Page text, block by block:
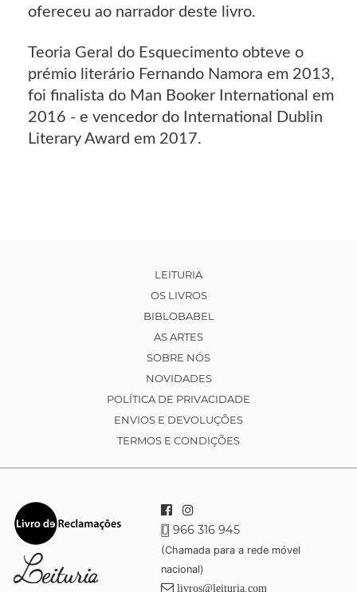
ofereceu ao narrador deste livro.
Teoria Geral do Esquecimento obteve o
prémio literário Fernando Namora em 2013,
foi finalista do Man Booker International em
2016 - e vencedor do International Dublin
Literary Award em 2017.
LEITURIA
OS LIVROS
BIBLOBABEL
AS ARTES
SOBRE NÓS
NOVIDADES
POLÍTICA DE PRIVACIDADE
ENVIOS E DEVOLUÇÕES
TERMOS E CONDIÇÕES
966 316 945
(Chamada para a rede móvel
nacional)
livros@leituria.com